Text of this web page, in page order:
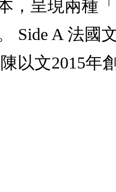
，呈現兩種
Side A 法國
以文2015年